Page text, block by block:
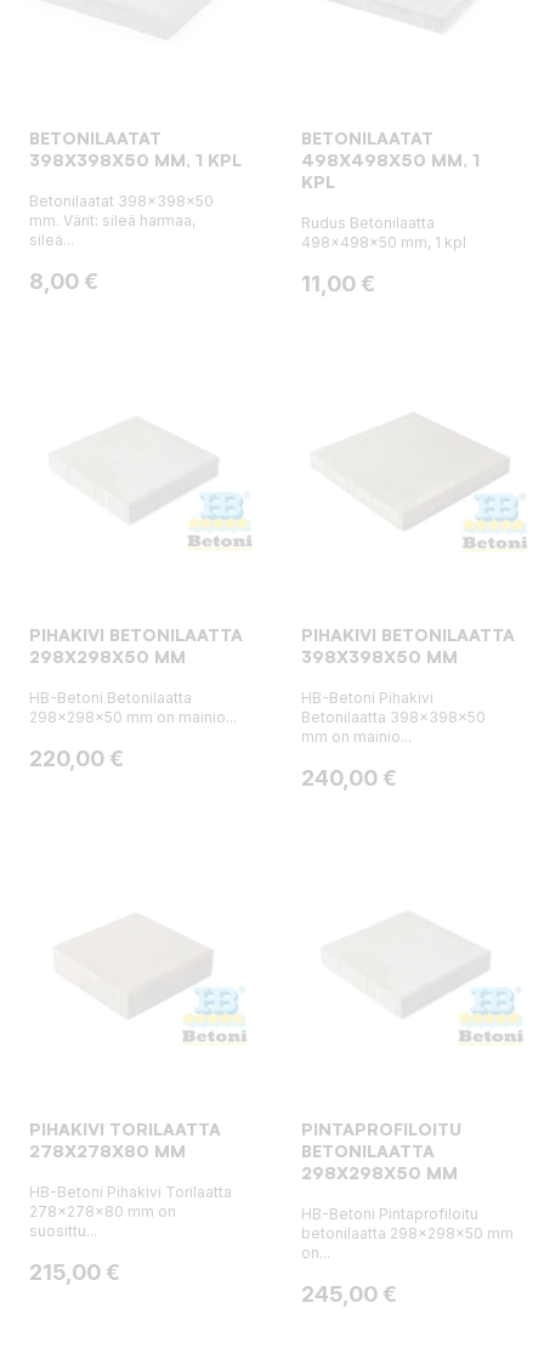
BETONILAATAT
398X398X50 MM, 1 KPL
Betonilaatat 398x398x50
mm. Värit: sileä harmaa,
sileä...
Hinta
8,00 €
BETONILAATAT
498X498X50 MM, 1
KPL
Rudus Betonilaatta
498x498x50 mm, 1 kpl
Hinta
11,00 €
PIHAKIVI BETONILAATTA
298X298X50 MM
HB-Betoni Betonilaatta
298x298x50 mm on mainio...
Hinta
220,00 €
PIHAKIVI BETONILAATTA
398X398X50 MM
HB-Betoni Pihakivi
Betonilaatta 398x398x50
mm on mainio...
Hinta
240,00 €
PIHAKIVI TORILAATTA
278X278X80 MM
HB-Betoni Pihakivi Torilaatta
278x278x80 mm on
suosittu...
Hinta
215,00 €
PINTAPROFILOITU
BETONILAATTA
298X298X50 MM
HB-Betoni Pintaprofiloitu
betonilaatta 298x298x50 mm
on...
Hinta
245,00 €